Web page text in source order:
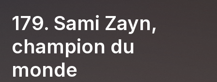
179. Sami Zayn,
champion du
monde